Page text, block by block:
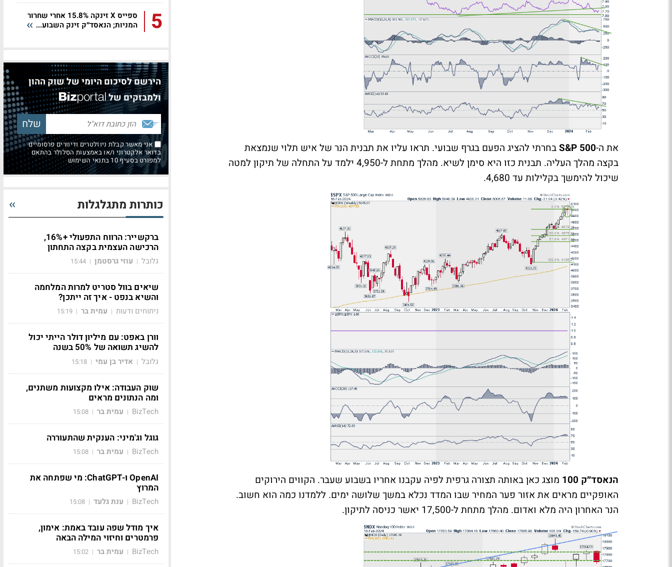
את ה-S&P 500בחרתי להציג הפעם בגרף שבועי. תראו עליו את תבנית הנר של איש תלוי שנמצאת
בקצה מהלך העליה. תבנית כזו היא סימן לשיא. מהלך מתחת ל-4,950 ילמד על התחלה של תיקון למטה
שיכול להימשך בקלילות עד 4,680.
הנאסד״ק 100
מוצג כאן באותה תצורה גרפית לפיה עקבנו אחריו בשבוע שעבר. הקווים הירוקים
האופקיים מראים את אזור פער המחיר שבו המדד נכלא במשך שלושה ימים. ללמדנו כמה הוא חשוב.
הנר האחרון היה מלא ואדום. מהלך מתחת ל-17,500 יאשר כניסה לתיקון.
5
ספייס X זינקה 15.8% אחרי שחרור
המניות; הנאסד״ק זינק השבוע...
הירשם לסיכום היומי של שוק ההון
ולמבזקים של
אני מאשר קבלת ניוזלטרים ודיוורים פרסומיים
בדואר אלקטרוני ו/או באמצעות הסלולר בהתאם
למפורט בסעיף 10 בתנאי השימוש
כותרות מתגלגלות
ברקשייר: הרווח התפעולי +16%,
הרכישה העצמית בקצה התחתון
גלובל | עוזי גרסטמן |
15:44
שיאים בוול סטריט למרות המלחמה
והשיא בנפט - איך זה ייתכן?
ניתוחים ודעות | עמית בר |
15:19
וורן באפט: עם מיליון דולר הייתי יכול
להשיג תשואה של 50% בשנה
גלובל | אדיר בן עמי |
15:18
שוק העבודה: אילו מקצועות משתנים,
ומה הנתונים מראים
BizTech
| עמית בר |
15:08
גוגל וג'מיני: הענקית שהתעוררה
BizTech
| עמית בר |
15:08
OpenAI ו-ChatGPT: מי שפתחה את
המרוץ
BizTech
| ענת גלעד |
15:08
איך מודל שפה עובד באמת: אימון,
פרמטרים וחיזוי המילה הבאה
BizTech
| עמית בר |
15:02